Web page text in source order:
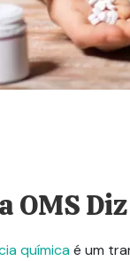
OMS
químicaé um